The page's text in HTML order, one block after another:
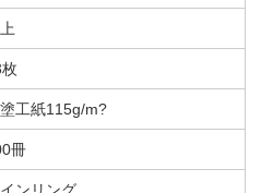
工紙115g/m?
冊